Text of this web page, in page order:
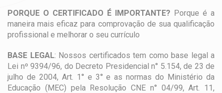
PORQUE O CERTIFICADO É IMPORTANTE? Porque é a
maneira mais eficaz para comprovação de sua qualificação
profissional e melhorar o seu currículo
BASE LEGAL: Nossos certificados tem como base legal a
Lei nº 9394/96, do Decreto Presidencial n° 5.154, de 23 de
julho de 2004, Art. 1° e 3° e as normas do Ministério da
Educação (MEC) pela Resolução CNE n° 04/99, Art. 11,